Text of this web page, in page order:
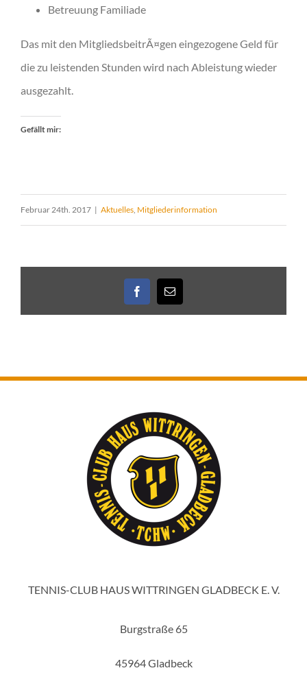
Betreuung Familiade
Das mit den MitgliedsbeitrÃ¤gen eingezogene Geld für
die zu leistenden Stunden wird nach Ableistung wieder
ausgezahlt.
Gefällt mir:
Februar 24th. 2017 | Aktuelles, Mitgliederinformation
Facebook
E-
Mail
TENNIS-CLUB HAUS WITTRINGEN GLADBECK E. V.
Burgstraße 65
45964 Gladbeck